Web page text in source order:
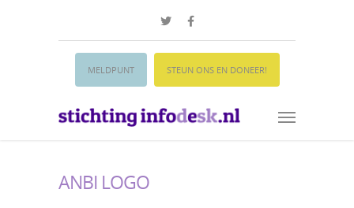
MELDPUNT STEUN ONS EN DONEER!
ANBI LOGO